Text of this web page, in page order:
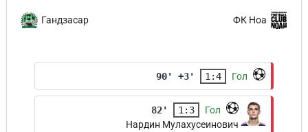
Гандзасар ФК Ноа
90' +3' 1:4 Гол
82' 1:3
Гол
Нардин Мулахусеинович